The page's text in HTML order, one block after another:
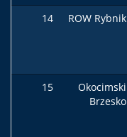
14 ROW Rybnik
15
Okocimski
Brzesko